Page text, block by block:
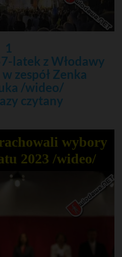
1
latek z Włodawy
zespół Zenka
/wideo/
czytany
wybory
2023 /wideo/